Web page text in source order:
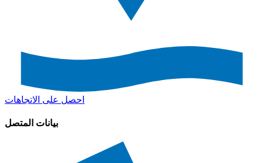
احصل على الاتجاهات
بيانات المتصل